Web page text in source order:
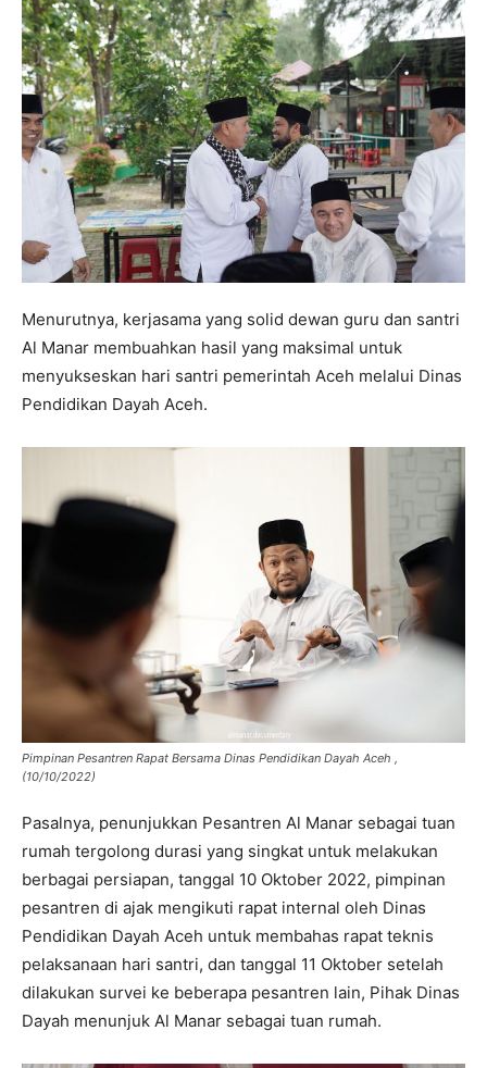
Menurutnya, kerjasama yang solid dewan guru dan santri
Al Manar membuahkan hasil yang maksimal untuk
menyukseskan hari santri pemerintah Aceh melalui Dinas
Pendidikan Dayah Aceh.
Pimpinan Pesantren Rapat Bersama Dinas Pendidikan Dayah Aceh ,
(10/10/2022)
Pasalnya, penunjukkan Pesantren Al Manar sebagai tuan
rumah tergolong durasi yang singkat untuk melakukan
berbagai persiapan, tanggal 10 Oktober 2022, pimpinan
pesantren di ajak mengikuti rapat internal oleh Dinas
Pendidikan Dayah Aceh untuk membahas rapat teknis
pelaksanaan hari santri, dan tanggal 11 Oktober setelah
dilakukan survei ke beberapa pesantren lain, Pihak Dinas
Dayah menunjuk Al Manar sebagai tuan rumah.